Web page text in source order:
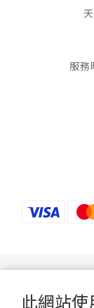
此網站
服
提醒您，我們不會以電